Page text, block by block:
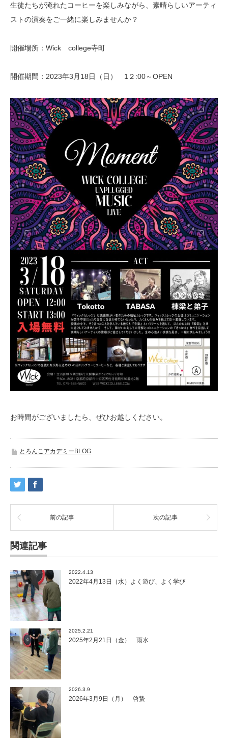
生徒たちが淹れたコーヒーを楽しみながら、素晴らしいアーティ
ストの演奏をご一緒に楽しみませんか？
開催場所：Wick college寺町
開催期間：2023年3月18日（日） 1２:00～OPEN
お時間がございましたら、ぜひお越しください。
とろんこアカデミーBLOG
前の記事 次の記事
関連記事
2022.4.13
2022年4月13日（水）よく遊び、よく学び
2025.2.21
2025年2月21日（金） 雨水
2026.3.9
2026年3月9日（月） 啓蟄